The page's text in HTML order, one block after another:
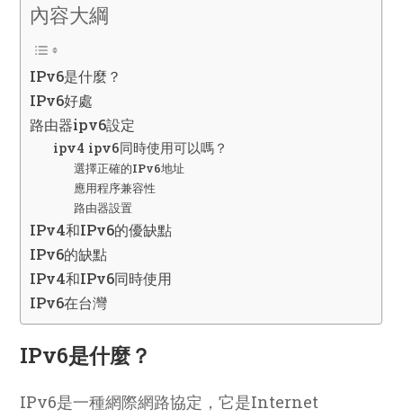
內容大綱
IPv6是什麼？
IPv6好處
路由器ipv6設定
ipv4 ipv6同時使用可以嗎？
選擇正確的IPv6地址
應用程序兼容性
路由器設置
IPv4和IPv6的優缺點
IPv6的缺點
IPv4和IPv6同時使用
IPv6在台灣
IPv6是什麼？
IPv6是一種網際網路協定，它是Internet